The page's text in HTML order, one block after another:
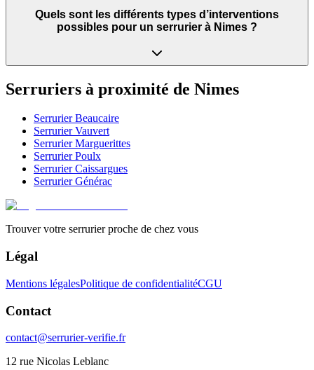
Quels sont les différents types d’interventions
possibles pour un serrurier à Nimes ?
Serruriers à proximité de Nimes
SerrurierBeaucaire
SerrurierVauvert
SerrurierMarguerittes
SerrurierPoulx
SerrurierCaissargues
SerrurierGénérac
Trouver votre serrurier proche de chez vous
Légal
Mentions légalesPolitique de confidentialitéCGU
Contact
contact@serrurier-verifie.fr
12 rue Nicolas Leblanc